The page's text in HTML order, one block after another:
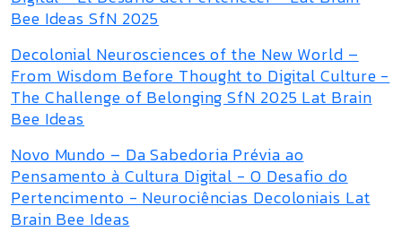
Bee Ideas SfN 2025
Decolonial Neurosciences of the New World –
From Wisdom Before Thought to Digital Culture -
The Challenge of Belonging SfN 2025 Lat Brain
Bee Ideas
Novo Mundo – Da Sabedoria Prévia ao
Pensamento à Cultura Digital - O Desafio do
Pertencimento - Neurociências Decoloniais Lat
Brain Bee Ideas